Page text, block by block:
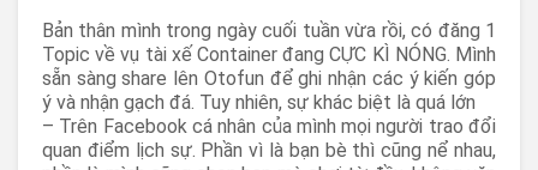
Bản thân mình trong ngày cuối tuần vừa rồi, có đăng 1
Topic về vụ tài xế Container đang CỰC KÌ NÓNG. Mình
sẵn sàng share lên Otofun để ghi nhận các ý kiến góp
ý và nhận gạch đá. Tuy nhiên, sự khác biệt là quá lớn
– Trên Facebook cá nhân của mình mọi người trao đổi
quan điểm lịch sự. Phần vì là bạn bè thì cũng nể nhau,